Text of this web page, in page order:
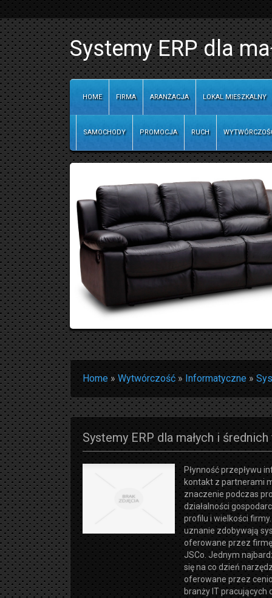
Systemy ERP dla
HOME FIRMA ARANŻACJA LOKAL MIESZKALNY
SAMOCHODY PROMOCJA RUCH
Home»Wytwórczość» Informatyczne»
Systemy ERP dla małych i
Płynność przepływu
kontakt z partnerami
znaczenie podczas
działalności
profilu i wielkości
uznanie zdobywają
oferowane przez
JSCo. Jednym
się na co dzień
oferowane przez
branży IT pracujących